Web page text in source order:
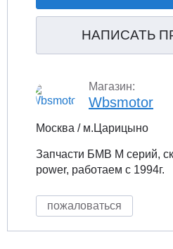
НАПИСАТЬ
Магазин:
Wbsmotor
Москва / м.Царицыно
Запчасти БМВ М серий,
power, работаем с 1994г.
пожаловаться